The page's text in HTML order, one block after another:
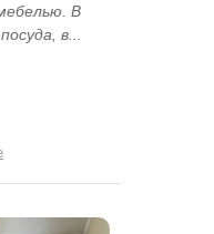
В
в...